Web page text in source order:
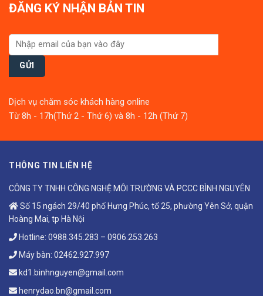
ĐĂNG KÝ NHẬN BẢN TIN
Dịch vụ chăm sóc khách hàng online
Từ 8h - 17h(Thứ 2 - Thứ 6) và 8h - 12h (Thứ 7)
THÔNG TIN LIÊN HỆ
CÔNG TY TNHH CÔNG NGHỆ MÔI TRƯỜNG VÀ PCCC BÌNH NGUYÊN
Số 15 ngách 29/40 phố Hưng Phúc, tổ 25, phường Yên Sở, quận
Hoàng Mai, tp Hà Nội
Hotline: 0988.345.283 – 0906.253.263
Máy bàn: 02462.927.997
kd1.binhnguyen@gmail.com
henrydao.bn@gmail.com